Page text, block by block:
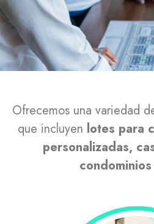
Ofrecemos una variedad
que incluyen lotes para
personalizadas,